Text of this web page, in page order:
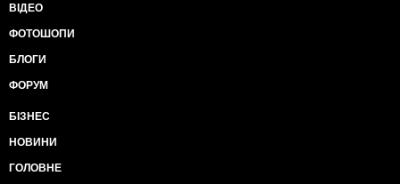
ВІДЕО
ФОТОШОПИ
БЛОГИ
ФОРУМ
БІЗНЕС
НОВИНИ
ГОЛОВНЕ